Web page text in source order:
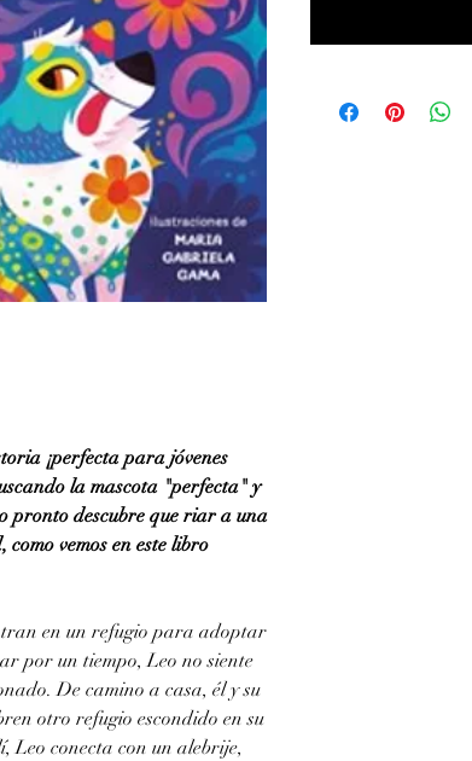
¡perfecta para jóvenes
la mascota "perfecta" y
pronto descubre que riar a una
vemos en este libro
en un refugio para adoptar
por un tiempo, Leo no siente
De camino a casa, él y su
otro refugio escondido en su
conecta con un alebrije,